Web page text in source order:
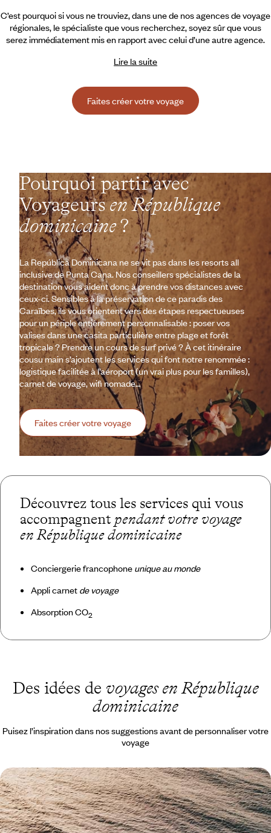
C’est pourquoi si vous ne trouviez, dans une de nos agences de voyage
régionales, le spécialiste que vous recherchez, soyez sûr que vous
serez immédiatement mis en rapport avec celui d’une autre agence.
Lire la suite
Faites créer votre voyage
Pourquoi partir avec
Voyageursen République
dominicaine?
La República Dominicana ne se vit pas dans les resorts all
inclusive de Punta Cana. Nos conseillers spécialistes de la
destination vous aident donc à prendre vos distances avec
ceux-ci. Sensibles à la préservation de ce paradis des
Caraïbes, ils vous orientent vers des étapes respectueuses
pour un périple entièrement personnalisable : poser vos
valises dans une casita particulière entre plage et forêt
tropicale ? Prendre un cours de surf privé ? À cet itinéraire
cousu main s’ajoutent les services qui font notre renommée :
logistique facilitée à l’aéroport (un vrai plus pour les familles),
carnet de voyage, wifi nomade…
Faites créer votre voyage
Découvrez tous les services qui vous
accompagnent pendant votre voyage
en République dominicaine
Conciergerie francophone unique au monde
Appli carnet de voyage
Absorption CO2
Des idées de voyages en République
dominicaine
Puisez l’inspiration dans nos suggestions avant de personnaliser votre
voyage
Pause dominicaine loin des foules - Une semaine
sous les paillottes de Las Terrenas
Après une intro à Santo Domingo, poser vos valises dans le nord de l'île
entre plage, cascade, mangrove et forêt tropicale